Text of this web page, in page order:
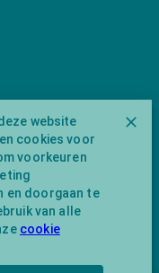
website
cookies voor
voorkeuren
en doorgaan te
van alle
cookie
van
KVK
1422 AC